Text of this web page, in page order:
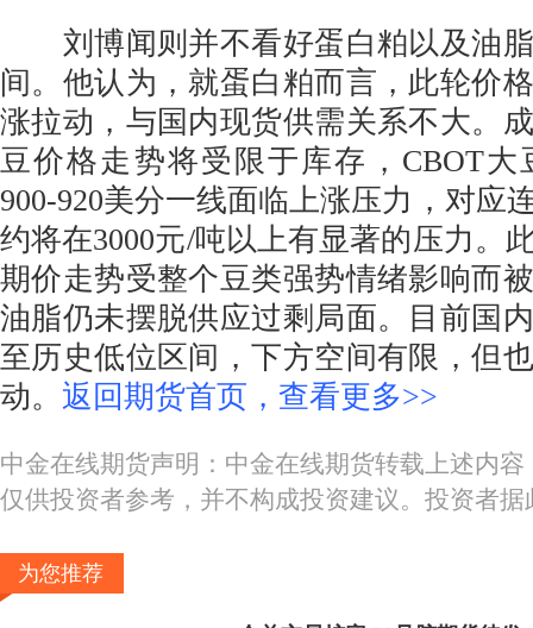
刘博闻则并不看好蛋白粕以及油脂
间。他认为，就蛋白粕而言，此轮价
涨拉动，与国内现货供需关系不大。
豆价格走势将受限于库存，CBOT大
900-920美分一线面临上涨压力，对应
约将在3000元/吨以上有显著的压力。
期价走势受整个豆类强势情绪影响而
油脂仍未摆脱供应过剩局面。目前国
至历史低位区间，下方空间有限，但
动。 返回期货首页，查看更多>>
中金在线期货声明：中金在线期货转载上述内
仅供投资者参考，并不构成投资建议。投资者
为您推荐